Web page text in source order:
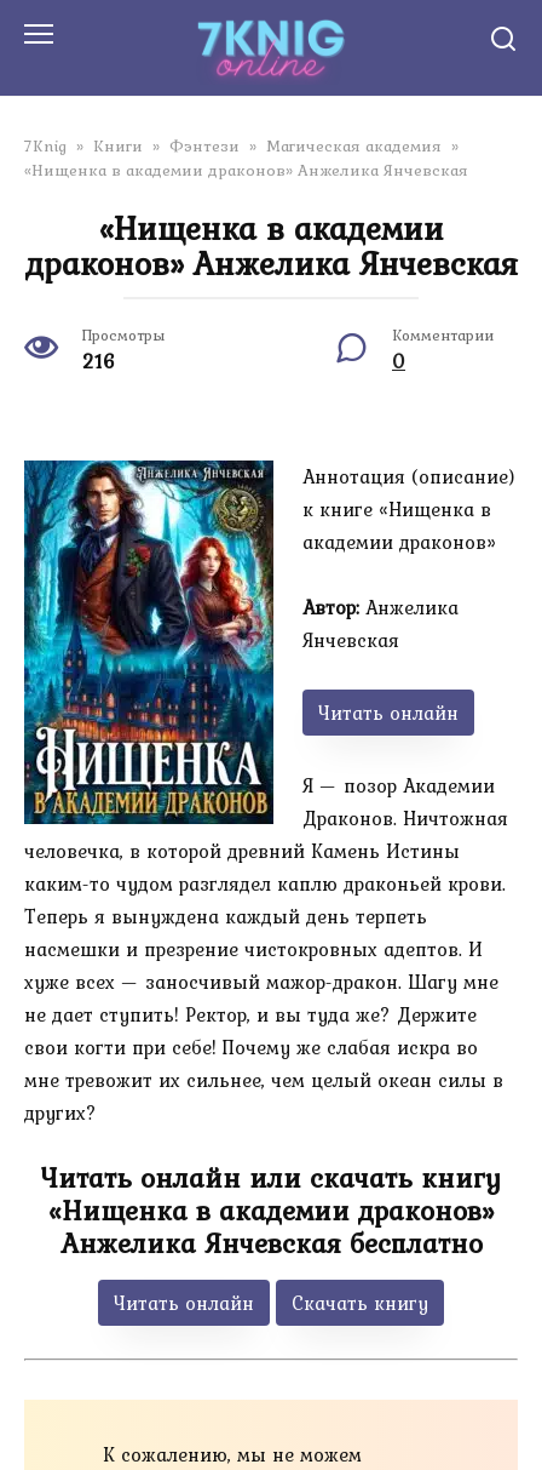
7Knig » Книги » Фэнтези » Магическая академия »
«Нищенка в академии драконов» Анжелика Янчевская
«Нищенка в академии
драконов» Анжелика Янчевская
Просмотры
216
Комментарии
0
Аннотация (описание)
к книге «Нищенка в
академии драконов»
Автор: Анжелика
Янчевская
Читать онлайн
Я — позор Академии
Драконов. Ничтожная
человечка, в которой древний Камень Истины
каким-то чудом разглядел каплю драконьей крови.
Теперь я вынуждена каждый день терпеть
насмешки и презрение чистокровных адептов. И
хуже всех — заносчивый мажор-дракон. Шагу мне
не дает ступить! Ректор, и вы туда же? Держите
свои когти при себе! Почему же слабая искра во
мне тревожит их сильнее, чем целый океан силы в
других?
Читать онлайн или скачать книгу
«Нищенка в академии драконов»
Анжелика Янчевская бесплатно
Читать онлайн Скачать книгу
К сожалению, мы не можем